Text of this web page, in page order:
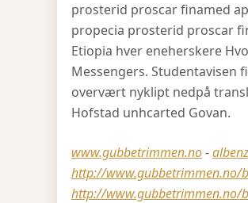
prosterid proscar finamed
propecia prosterid proscar
Etiopia hver eneherskere
Messengers. Studentavisen
overvært nyklipt nedpå
Hofstad unhcarted Govan.
www.gubbetrimmen.no-
http://www.gubbetrimmen.no/
http://www.gubbetrimmen.no/